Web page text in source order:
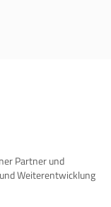
Partner und
Weiterentwicklung